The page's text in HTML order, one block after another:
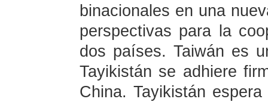
binacionales en una
perspectivas para la
dos países. Taiwán es
Tayikistán se adhiere
China. Tayikistán